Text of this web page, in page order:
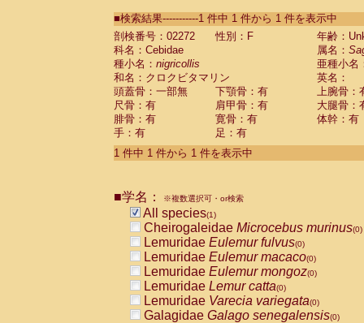
CebidaeSaguinus labiatus(0)
Cebidae Saguinus leucopus (0)
Cebidae
CebidaeSaguinus mystax
CebidaeSaguinus nigricollis (1)
Cebidae Saguinus oedipus
Cebidae Saguinus weddelli
Cebidae Saguinusspp.
Cebidae Aotus trivirgatus
Cebidae Cebus albifrons
CebidaeCebus nigrivittatus
CebidaeCebus
CebidaeSaimiri boliviensis(0)
CebidaeSaimiri sciureus(0)
AtelidaeAlouatta caraya(0)
AtelidaeAlouatta fusca(0)
AtelidaeAlouatta seniculus
AtelidaeAlouattaspp.(0)
AtelidaeAteles belzebuth(0)
■検索結果-----------1 件中 1 件から 1 件を表示中
剖検番号：02272
性別：F
年齢：
科名：Cebidae
属名：
種小名： nigricollis
亜種小名
和名：クロクビタマリン
英名：
頭蓋骨：一部無
下顎骨：有
上腕骨：
尺骨：有
肩甲骨：有
大腿骨：
腓骨：有
寛骨：有
体幹：有
手：有
足：有
1 件中 1 件から 1 件を表示中
■学名： ※複数選択可・or検索
All species(1)
Cheirogaleidae Microcebus murinus(0)
Lemuridae Eulemur fulvus(0)
Lemuridae Eulemur macaco(0)
Lemuridae Eulemur mongoz(0)
Lemuridae Lemur catta(0)
Lemuridae Varecia variegata(0)
Galagidae Galago senegalensis(0)